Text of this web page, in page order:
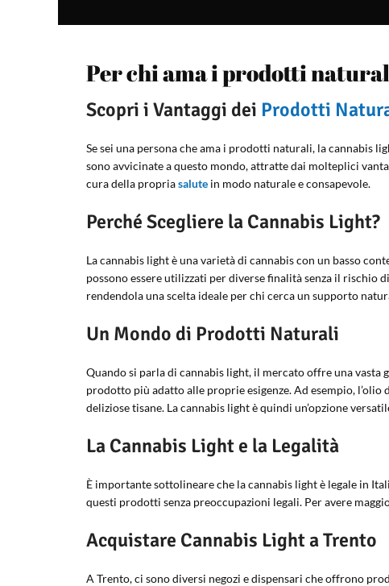
Per chi ama i prodotti
Scopri i Vantaggi dei Prodotti
Se sei una persona che ama i prodotti naturali, la cannabis
sono avvicinate a questo mondo, attratte dai molteplici
cura della propriasalute in modo naturale e consapevole.
Perché Scegliere la Cannabis Light?
La cannabis light è una varietà di cannabis con un basso
possono essere utilizzati per diverse finalità senza il
rendendola una scelta ideale per chi cerca un supporto
Un Mondo di Prodotti Naturali
Quando si parla di cannabis light, il mercato offre una
prodotto più adatto alle proprie esigenze. Ad esempio,
deliziose tisane. La cannabis light è quindi un’opzione
La Cannabis Light e la Legalità
È importante sottolineare che la cannabis light è legale in
questi prodotti senza preoccupazioni legali. Per avere
Acquistare Cannabis Light a Trento
A Trento, ci sono diversi negozi e dispensari che offrono